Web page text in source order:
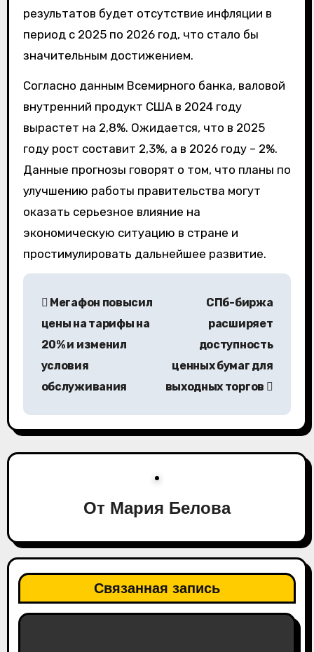
результатов будет отсутствие инфляции в
период с 2025 по 2026 год, что стало бы
значительным достижением.
Согласно данным Всемирного банка, валовой
внутренний продукт США в 2024 году
вырастет на 2,8%. Ожидается, что в 2025
году рост составит 2,3%, а в 2026 году – 2%.
Данные прогнозы говорят о том, что планы по
улучшению работы правительства могут
оказать серьезное влияние на
экономическую ситуацию в стране и
простимулировать дальнейшее развитие.
а
ц
п
о
з
Мегафон повысил
цены на тарифы на
20% и изменил
условия
обслуживания
СПб-биржа
расширяет
доступность
ценных бумаг для
выходных торгов
От Мария Белова
Связанная запись